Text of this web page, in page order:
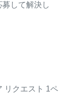
して解決し
リクエスト 1ペ